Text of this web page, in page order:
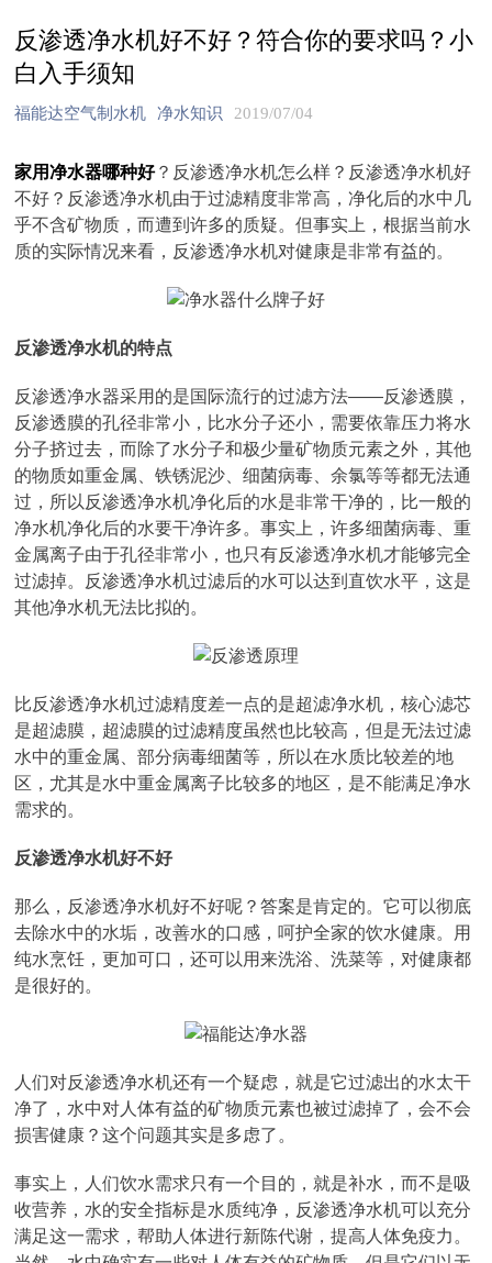
反渗透净水机好不好？符合你的要求吗？小
白入手须知
福能达空气制水机 净水知识 2019/07/04
家用净水器哪种好？反渗透净水机怎么样？反渗透净水机好
不好？反渗透净水机由于过滤精度非常高，净化后的水中几
乎不含矿物质，而遭到许多的质疑。但事实上，根据当前水
质的实际情况来看，反渗透净水机对健康是非常有益的。
反渗透净水机的特点
反渗透净水器采用的是国际流行的过滤方法——反渗透膜，
反渗透膜的孔径非常小，比水分子还小，需要依靠压力将水
分子挤过去，而除了水分子和极少量矿物质元素之外，其他
的物质如重金属、铁锈泥沙、细菌病毒、余氯等等都无法通
过，所以反渗透净水机净化后的水是非常干净的，比一般的
净水机净化后的水要干净许多。事实上，许多细菌病毒、重
金属离子由于孔径非常小，也只有反渗透净水机才能够完全
过滤掉。反渗透净水机过滤后的水可以达到直饮水平，这是
其他净水机无法比拟的。
比反渗透净水机过滤精度差一点的是超滤净水机，核心滤芯
是超滤膜，超滤膜的过滤精度虽然也比较高，但是无法过滤
水中的重金属、部分病毒细菌等，所以在水质比较差的地
区，尤其是水中重金属离子比较多的地区，是不能满足净水
需求的。
反渗透净水机好不好
那么，反渗透净水机好不好呢？答案是肯定的。它可以彻底
去除水中的水垢，改善水的口感，呵护全家的饮水健康。用
纯水烹饪，更加可口，还可以用来洗浴、洗菜等，对健康都
是很好的。
人们对反渗透净水机还有一个疑虑，就是它过滤出的水太干
净了，水中对人体有益的矿物质元素也被过滤掉了，会不会
损害健康？这个问题其实是多虑了。
事实上，人们饮水需求只有一个目的，就是补水，而不是吸
收营养，水的安全指标是水质纯净，反渗透净水机可以充分
满足这一需求，帮助人体进行新陈代谢，提高人体免疫力。